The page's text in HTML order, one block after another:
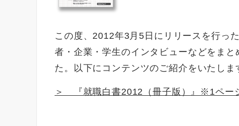
この度、2012年3月5日にリリースを行
者・企業・学生のインタビューなどをま
た。以下にコンテンツのご紹介をいたし
＞ 『就職白書2012（冊子版）』※1ペー